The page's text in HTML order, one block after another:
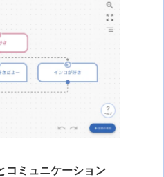
コミュニケーション